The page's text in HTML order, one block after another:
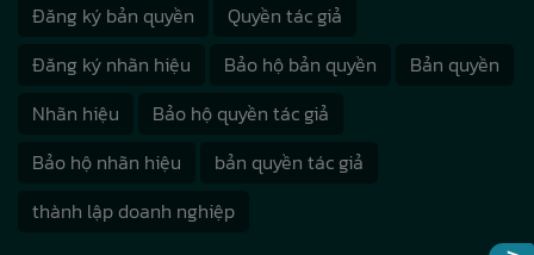
Đăng ký bản quyền
Quyền tác giả
Đăng ký nhãn hiệu
Bảo hộ bản quyền
Bản quyền
Nhãn hiệu
Bảo hộ quyền tác giả
Bảo hộ nhãn hiệu
bản quyền tác giả
thành lập doanh nghiệp